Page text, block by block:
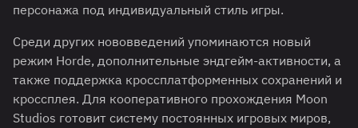
персонажа под индивидуальный стиль игры.
Среди других нововведений упоминаются новый
режим Horde, дополнительные эндгейм-активности, а
также поддержка кроссплатформенных сохранений и
кроссплея. Для кооперативного прохождения Moon
Studios готовит систему постоянных игровых миров,